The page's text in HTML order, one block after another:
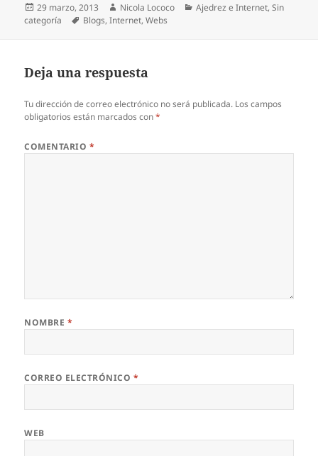
Publicado
el
29 marzo, 2013 Autor
Nicola Lococo Categorías
Ajedrez e Internet,Sin
categoría
Etiquetas
Blogs,Internet,Webs
Deja una respuesta
Tu dirección de correo electrónico no será publicada. Los campos
obligatorios están marcados con*
COMENTARIO *
NOMBRE *
CORREO ELECTRÓNICO *
WEB